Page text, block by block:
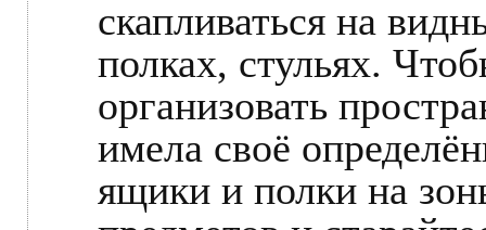
скапливаться на
полках, стульях.
организовать
имела своё
ящики и полки на